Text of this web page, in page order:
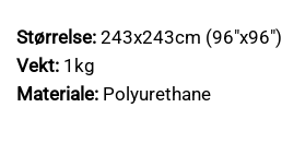
Størrelse: 243x243cm (96″x96″)
Vekt: 1kg
Materiale: Polyurethane